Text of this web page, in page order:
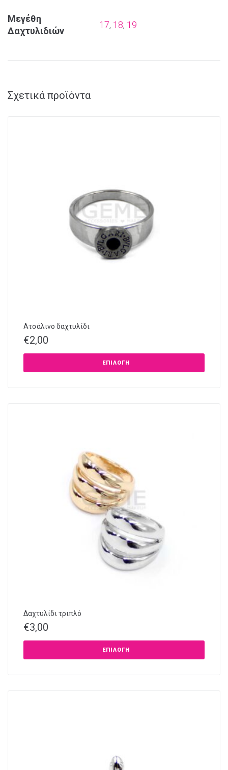
Μεγέθη
Δαχτυλιδιών
17, 18, 19
Σχετικά προϊόντα
Ατσάλινο δαχτυλίδι
€2,00
ΕΠΙΛΟΓΉ
Δαχτυλίδι τριπλό
€3,00
ΕΠΙΛΟΓΉ